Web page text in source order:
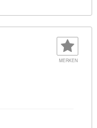
MERKEN